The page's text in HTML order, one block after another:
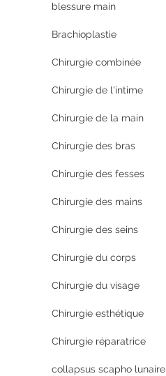
blessure main
Brachioplastie
Chirurgie combinée
Chirurgie de l'intime
Chirurgie de la main
Chirurgie des bras
Chirurgie des fesses
Chirurgie des mains
Chirurgie des seins
Chirurgie du corps
Chirurgie du visage
Chirurgie esthétique
Chirurgie réparatrice
collapsus scapho lunaire